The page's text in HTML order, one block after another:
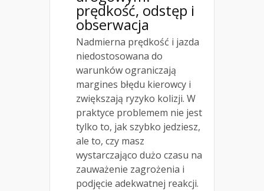
prędkość, odstęp i
obserwacja
Nadmierna prędkość i jazda
niedostosowana do
warunków ograniczają
margines błędu kierowcy i
zwiększają ryzyko kolizji. W
praktyce problemem nie jest
tylko to, jak szybko jedziesz,
ale to, czy masz
wystarczająco dużo czasu na
zauważenie zagrożenia i
podjęcie adekwatnej reakcji.